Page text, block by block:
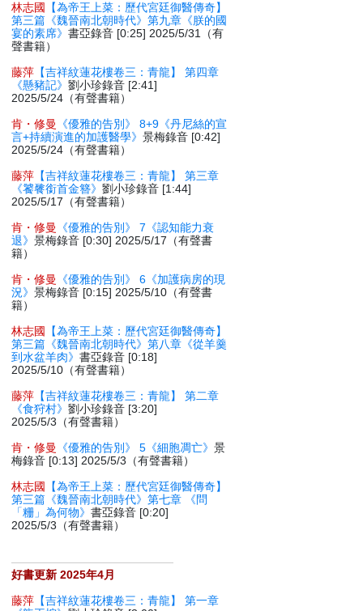
林志國
【為帝王上菜：歷代宮廷御醫傳奇】
第三篇《魏晉南北朝時代》第九章《朕的國
宴的素席》書亞錄音 [0:25] 2025/5/31（有
聲書籍）
藤萍 【吉祥紋蓮花樓卷三：青龍】 第四章
《懸豬記》劉小珍錄音 [2:41]
2025/5/24（有聲書籍）
肯・修曼
《優雅的告別》 8+9《丹尼絲的宣
言+持續演進的加護醫學》景梅錄音 [0:42]
2025/5/24（有聲書籍）
藤萍 【吉祥紋蓮花樓卷三：青龍】 第三章
《饕餮銜首金簪》劉小珍錄音 [1:44]
2025/5/17（有聲書籍）
肯・修曼
《優雅的告別》 7《認知能力衰
退》景梅錄音 [0:30] 2025/5/17（有聲書
籍）
肯・修曼
《優雅的告別》 6《加護病房的現
況》景梅錄音 [0:15] 2025/5/10（有聲書
籍）
林志國
【為帝王上菜：歷代宮廷御醫傳奇】
第三篇《魏晉南北朝時代》第八章《從羊羹
到水盆羊肉》書亞錄音 [0:18]
2025/5/10（有聲書籍）
藤萍 【吉祥紋蓮花樓卷三：青龍】 第二章
《食狩村》劉小珍錄音 [3:20]
2025/5/3（有聲書籍）
肯・修曼
《優雅的告別》 5《細胞凋亡》景
梅錄音 [0:13] 2025/5/3（有聲書籍）
林志國
【為帝王上菜：歷代宮廷御醫傳奇】
第三篇《魏晉南北朝時代》第七章 《問
「粣」為何物》書亞錄音 [0:20]
2025/5/3（有聲書籍）
好書更新 2025年4月
藤萍 【吉祥紋蓮花樓卷三：青龍】 第一章